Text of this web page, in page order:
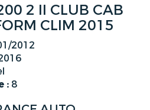
2 II CLUB CAB
CLIM 2015
2012
: 8